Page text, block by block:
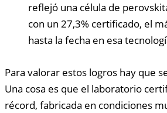
reflejó una célula de
con un 27,3% certificado, el
hasta la fecha en esa
Para valorar estos logros hay que
Una cosa es que el laboratorio
récord, fabricada en condiciones